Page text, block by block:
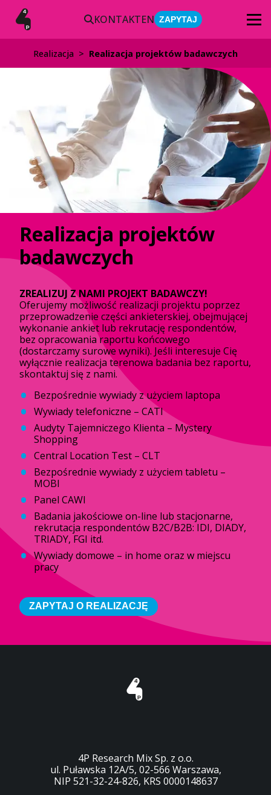
KONTAKTEN ZAPYTAJ
Realizacja > Realizacja projektów badawczych
Realizacja projektów
badawczych
ZREALIZUJ Z NAMI PROJEKT BADAWCZY!
Oferujemy możliwość realizacji projektu poprzez
przeprowadzenie części ankieterskiej, obejmującej
wykonanie ankiet lub rekrutację respondentów,
bez opracowania raportu końcowego
(dostarczamy surowe wyniki). Jeśli interesuje Cię
wyłącznie realizacja terenowa badania bez raportu,
skontaktuj się z nami.
Bezpośrednie wywiady z użyciem laptopa
Wywiady telefoniczne – CATI
Audyty Tajemniczego Klienta – Mystery
Shopping
Central Location Test – CLT
Bezpośrednie wywiady z użyciem tabletu –
MOBI
Panel CAWI
Badania jakościowe on-line lub stacjonarne,
rekrutacja respondentów B2C/B2B: IDI, DIADY,
TRIADY, FGI itd.
Wywiady domowe – in home oraz w miejscu
pracy
ZAPYTAJ O REALIZACJĘ
4P Research Mix Sp. z o.o.
ul. Puławska 12A/5, 02-566 Warszawa,
NIP 521-32-24-826, KRS 0000148637